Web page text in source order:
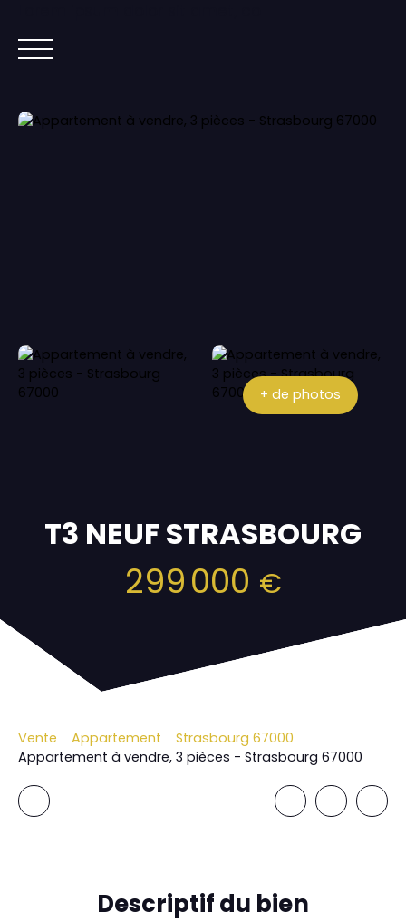
ACCUEIL ACHETER IMMOBILIER NEUF
+ de photos
T3 NEUF STRASBOURG
299 000 €
Vente Appartement
Strasbourg 67000
Appartement à vendre, 3 pièces - Strasbourg 67000
Descriptifdu bien